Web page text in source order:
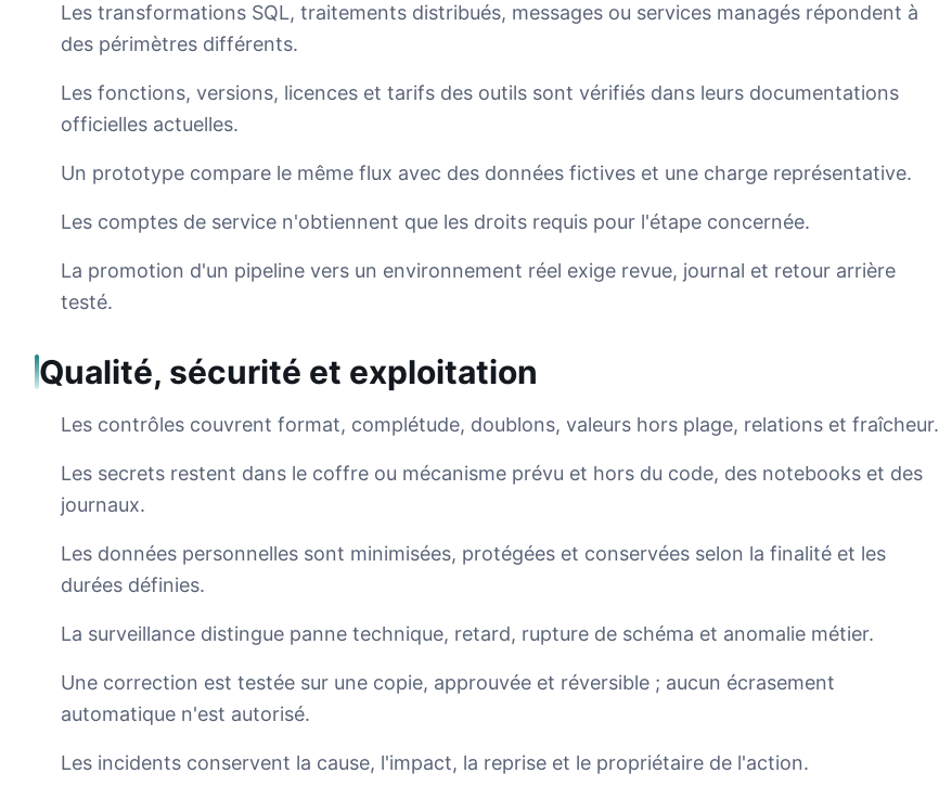
Les transformations SQL, traitements distribués, messages ou services managés répondent à
des périmètres différents.
Les fonctions, versions, licences et tarifs des outils sont vérifiés dans leurs documentations
officielles actuelles.
Un prototype compare le même flux avec des données fictives et une charge représentative.
Les comptes de service n'obtiennent que les droits requis pour l'étape concernée.
La promotion d'un pipeline vers un environnement réel exige revue, journal et retour arrière
testé.
Qualité, sécurité et exploitation
Les contrôles couvrent format, complétude, doublons, valeurs hors plage, relations et fraîcheur.
Les secrets restent dans le coffre ou mécanisme prévu et hors du code, des notebooks et des
journaux.
Les données personnelles sont minimisées, protégées et conservées selon la finalité et les
durées définies.
La surveillance distingue panne technique, retard, rupture de schéma et anomalie métier.
Une correction est testée sur une copie, approuvée et réversible ; aucun écrasement
automatique n'est autorisé.
Les incidents conservent la cause, l'impact, la reprise et le propriétaire de l'action.